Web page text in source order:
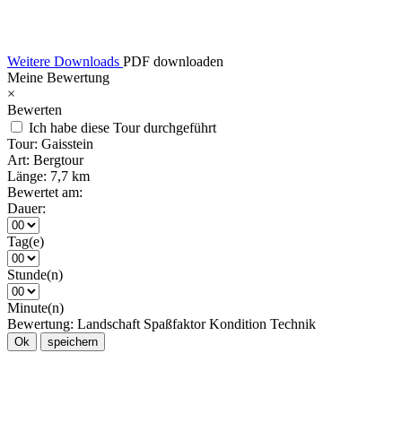
Weitere Downloads PDF downloaden
Meine Bewertung
×
Bewerten
Ich habe diese Tour durchgeführt
Tour: Gaisstein
Art: Bergtour
Länge: 7,7 km
Bewertet am:
Dauer:
Tag(e)
Stunde(n)
Minute(n)
Bewertung: Landschaft Spaßfaktor Kondition Technik
Ok speichern